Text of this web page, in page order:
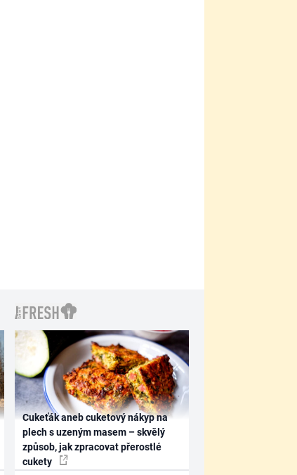
Cukeťák aneb cuketový nákyp na
plech s uzeným masem – skvělý
způsob, jak zpracovat přerostlé
cukety